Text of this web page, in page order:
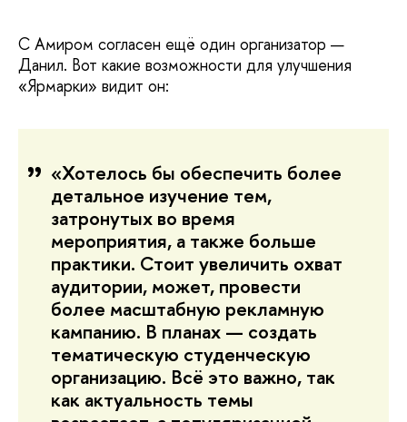
С Амиром согласен ещё один организатор —
Данил. Вот какие возможности для улучшения
«Ярмарки» видит он:
«Хотелось бы обеспечить более
детальное изучение тем,
затронутых во время
мероприятия, а также больше
практики. Стоит увеличить охват
аудитории, может, провести
более масштабную рекламную
кампанию. В планах — создать
тематическую студенческую
организацию. Всё это важно, так
как актуальность темы